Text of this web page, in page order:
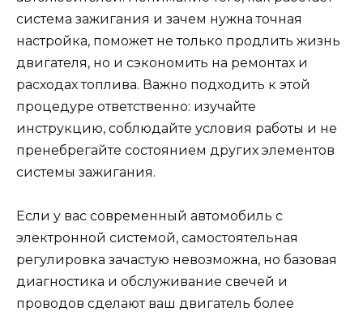
система зажигания и зачем нужна точная
настройка, поможет не только продлить жизнь
двигателя, но и сэкономить на ремонтах и
расходах топлива. Важно подходить к этой
процедуре ответственно: изучайте
инструкцию, соблюдайте условия работы и не
пренебрегайте состоянием других элементов
системы зажигания.
Если у вас современный автомобиль с
электронной системой, самостоятельная
регулировка зачастую невозможна, но базовая
диагностика и обслуживание свечей и
проводов сделают ваш двигатель более